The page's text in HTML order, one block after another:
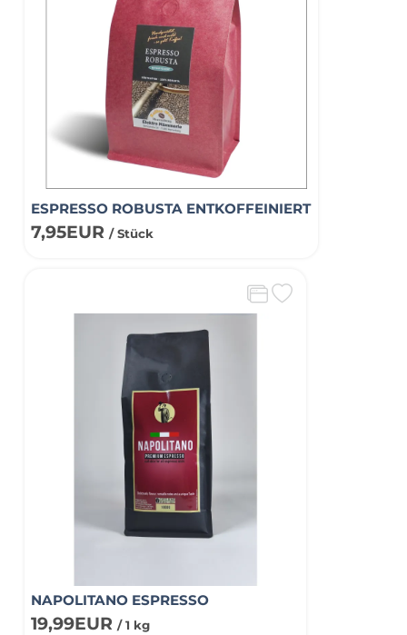
ESPRESSO ROBUSTA ENTKOFFEINIERT
7,95EUR/ Stück
NAPOLITANO ESPRESSO
19,99EUR/ 1 kg